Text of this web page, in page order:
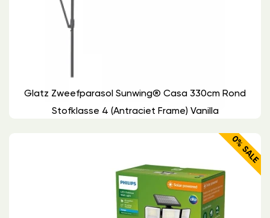
Glatz Zweefparasol Sunwing® Casa 330cm Rond
Stofklasse 4 (antraciet Frame) Vanilla
0% SALE